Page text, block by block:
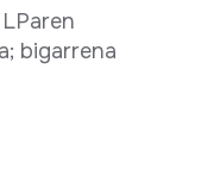
bigarrena